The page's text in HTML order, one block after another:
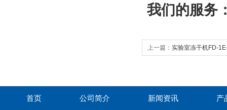
我们的服务
上一篇： 实验室冻干机FD-
首页 公司简介 新闻资讯 产